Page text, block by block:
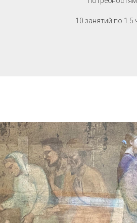
10 занятий по 1.5